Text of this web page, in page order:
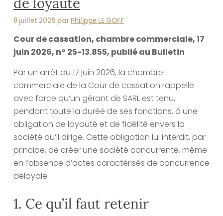
8 juillet 2026 par Philippe LE GOFF
Cour de cassation, chambre commerciale, 17
juin 2026, n° 25-13.855, publié au Bulletin
Par un arrêt du 17 juin 2026, la chambre
commerciale de la Cour de cassation rappelle
avec force qu’un gérant de SARL est tenu,
pendant toute la durée de ses fonctions, à une
obligation de loyauté et de fidélité envers la
société qu’il dirige. Cette obligation lui interdit, par
principe, de créer une société concurrente, même
en l’absence d’actes caractérisés de concurrence
déloyale.
1. Ce qu’il faut retenir